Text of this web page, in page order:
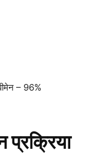
– 96%